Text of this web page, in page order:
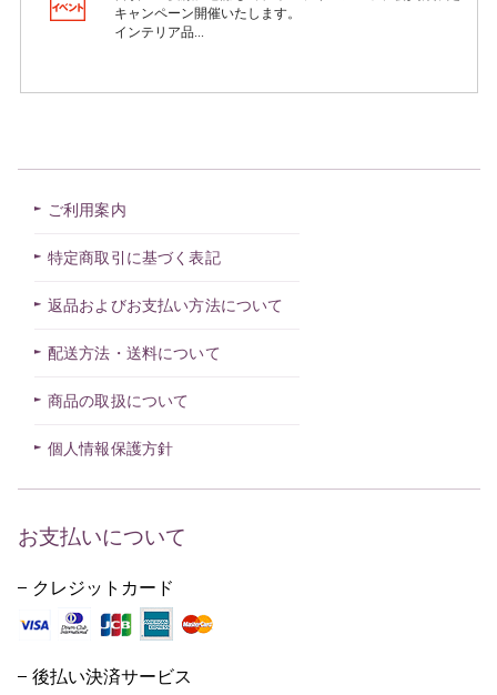
ご利用案内
特定商取引に基づく表記
返品およびお支払い方法について
配送方法・送料について
商品の取扱について
個人情報保護方針
お支払いについて
クレジットカード
後払い決済サービス